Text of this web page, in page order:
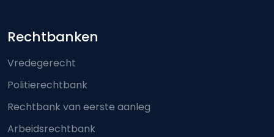
Footer-menu
Rechtbanken
Vredegerecht
Politierechtbank
Rechtbank van eerste aanleg
Arbeidsrechtbank